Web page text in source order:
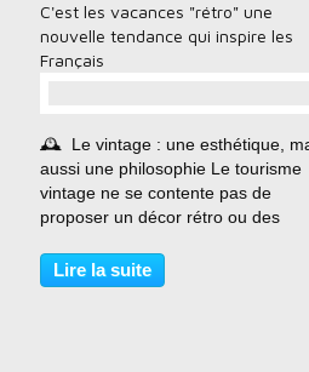
C'est les vacances "rétro" une
nouvelle tendance qui inspire les
Français
🕰 ️ Le vintage : une esthétique,
aussi une philosophie Le tourisme
vintage ne se contente pas de
proposer un décor rétro ou des
époque, une ambiance, une
de vivre. Il parle à l’imaginaire
Lire la suite